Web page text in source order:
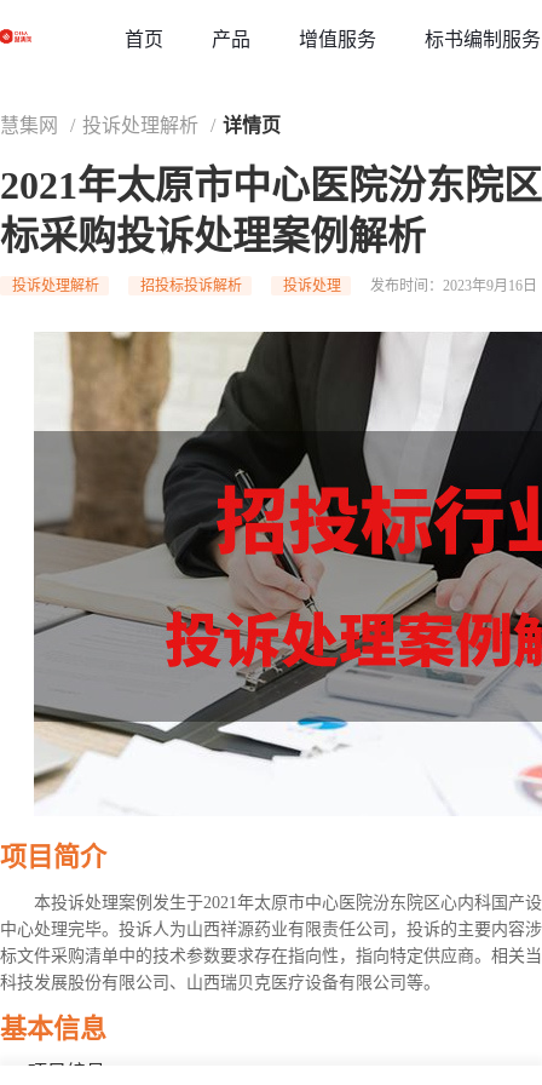
首页 产品 增值服务 标书编制服务
慧集网 / 投诉处理解析 / 详情页
2021年太原市中心医院汾东院
标采购投诉处理案例解析
投诉处理解析 招投标投诉解析 投诉处理 发布时间：2023年9月16日
项目简介
本投诉处理案例发生于2021年太原市中心医院汾东院区心内科国产
中心处理完毕。投诉人为山西祥源药业有限责任公司，投诉的主要内容
标文件采购清单中的技术参数要求存在指向性，指向特定供应商。相关
科技发展股份有限公司、山西瑞贝克医疗设备有限公司等。
基本信息
项目编号：2021JHG313